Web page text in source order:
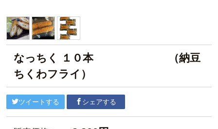
なっちく １０本 （納豆
ちくわフライ）
ツイートする シェアする